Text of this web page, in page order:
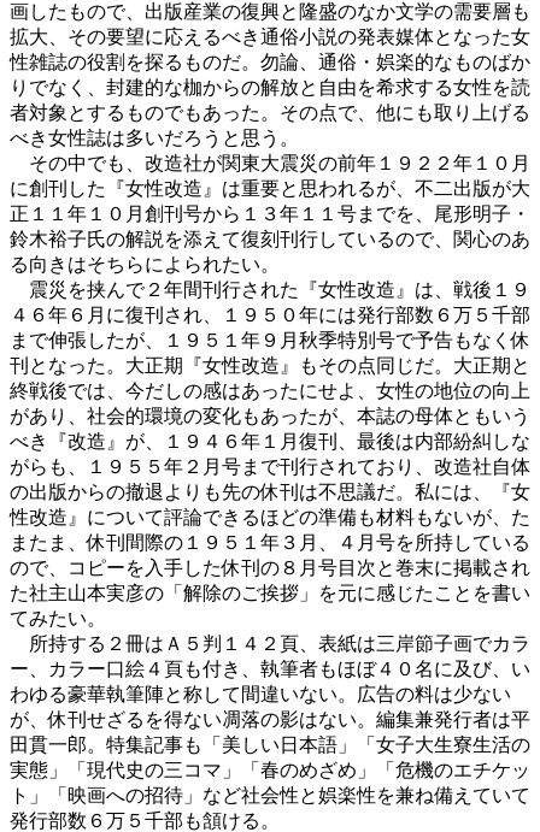
画したもので、出版産業の復興と隆盛のなか文学の需要層も
拡大、その要望に応えるべき通俗小説の発表媒体となった女
性雑誌の役割を探るものだ。勿論、通俗・娯楽的なものばか
りでなく、封建的な枷からの解放と自由を希求する女性を読
者対象とするものでもあった。その点で、他にも取り上げる
べき女性誌は多いだろうと思う。
その中でも、改造社が関東大震災の前年１９２２年１０月
に創刊した『女性改造』は重要と思われるが、不二出版が大
正１１年１０月創刊号から１３年１１号までを、尾形明子・
鈴木裕子氏の解説を添えて復刻刊行しているので、関心のあ
る向きはそちらによられたい。
震災を挟んで２年間刊行された『女性改造』は、戦後１９
４６年６月に復刊され、１９５０年には発行部数６万５千部
まで伸張したが、１９５１年９月秋季特別号で予告もなく休
刊となった。大正期『女性改造』もその点同じだ。大正期と
終戦後では、今だしの感はあったにせよ、女性の地位の向上
があり、社会的環境の変化もあったが、本誌の母体ともいう
べき『改造』が、１９４６年１月復刊、最後は内部紛糾しな
がらも、１９５５年２月号まで刊行されており、改造社自体
の出版からの撤退よりも先の休刊は不思議だ。私には、『女
性改造』について評論できるほどの準備も材料もないが、た
またま、休刊間際の１９５１年３月、４月号を所持している
ので、コピーを入手した休刊の８月号目次と巻末に掲載され
た社主山本実彦の「解除のご挨拶」を元に感じたことを書い
てみたい。
所持する２冊はＡ５判１４２頁、表紙は三岸節子画でカラ
ー、カラー口絵４頁も付き、執筆者もほぼ４０名に及び、い
わゆる豪華執筆陣と称して間違いない。広告の料は少ない
が、休刊せざるを得ない凋落の影はない。編集兼発行者は平
田貫一郎。特集記事も「美しい日本語」「女子大生寮生活の
実態」「現代史の三コマ」「春のめざめ」「危機のエチケッ
ト」「映画への招待」など社会性と娯楽性を兼ね備えていて
発行部数６万５千部も頷ける。